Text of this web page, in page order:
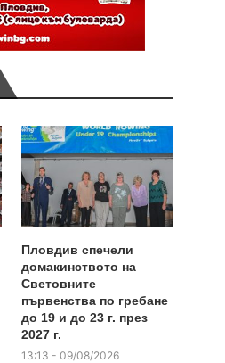
Пловдив спечели
домакинството на
Световните
първенства по гребане
до 19 и до 23 г. през
2027 г.
13:13 - 09/08/2026